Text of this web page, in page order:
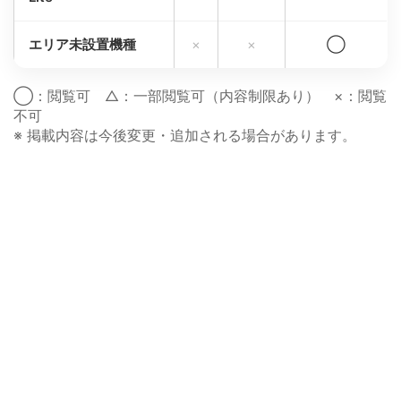
エリア未設置機種 × × ◯
◯：閲覧可 △：一部閲覧可（内容制限あり） ×：閲覧
不可
※ 掲載内容は今後変更・追加される場合があります。